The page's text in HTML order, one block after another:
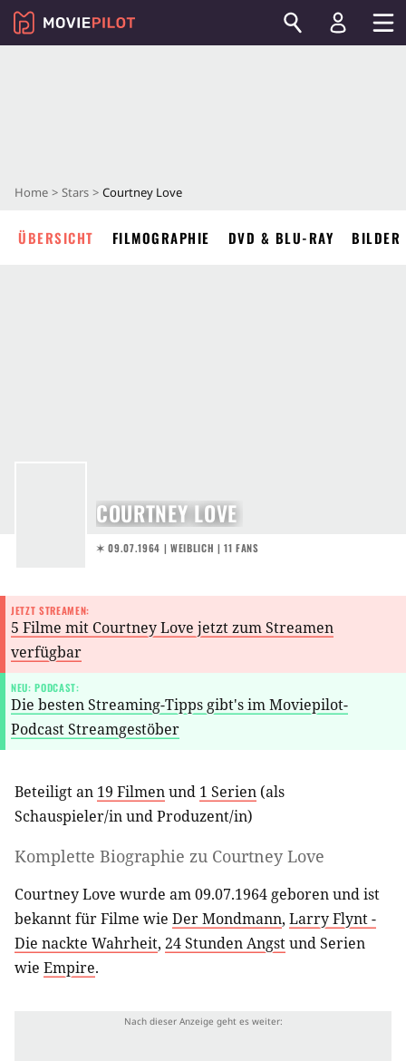
Home Stars Courtney Love
ÜBERSICHT FILMOGRAPHIE DVD & BLU-RAY BILDER
COURTNEY LOVE
✶ 09.07.1964 | WEIBLICH | 11 FANS
JETZT STREAMEN:
5 Filme mit Courtney Love jetzt zum Streamen
verfügbar
NEU: PODCAST:
Die besten Streaming-Tipps gibt's im Moviepilot-
Podcast Streamgestöber
Beteiligt an 19 Filmenund 1 Serien (als
Schauspieler/inundProduzent/in)
Komplette Biographie zu Courtney Love
Courtney Love wurde am 09.07.1964 geboren und ist
bekannt für Filme wie Der Mondmann, Larry Flynt -
Die nackte Wahrheit, 24 Stunden Angstund Serien
wie Empire.